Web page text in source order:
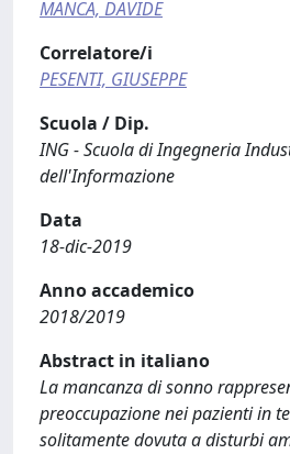
MANCA, DAVIDE
Correlatore/i
PESENTI, GIUSEPPE
Scuola / Dip.
ING - Scuola di Ingegneria
dell'Informazione
Data
18-dic-2019
Anno accademico
2018/2019
Abstract in italiano
La mancanza di sonno
preoccupazione nei pazienti in
solitamente dovuta a disturbi